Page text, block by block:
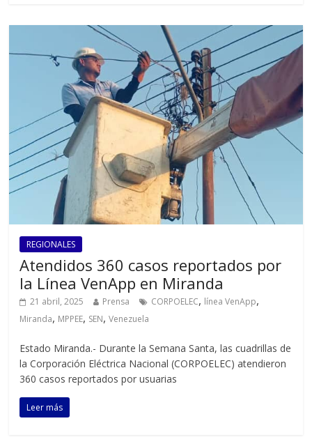
REGIONALES
Atendidos 360 casos reportados por
la Línea VenApp en Miranda
21 abril, 2025 Prensa CORPOELEC, línea VenApp,
Miranda, MPPEE, SEN,Venezuela
Estado Miranda.- Durante la Semana Santa, las cuadrillas de
la Corporación Eléctrica Nacional (CORPOELEC) atendieron
360 casos reportados por usuarias
Leer más